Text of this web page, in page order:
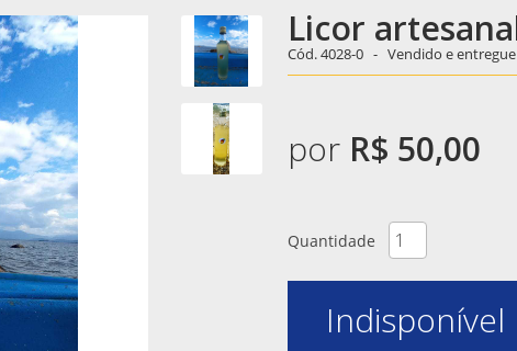
Licor
Cód.4028-0 - Vendido e
por R$ 50,00
Quantidade
Indisponível